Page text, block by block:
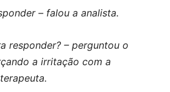
– falou a analista.
responder? – perguntou o
a irritação com a
.